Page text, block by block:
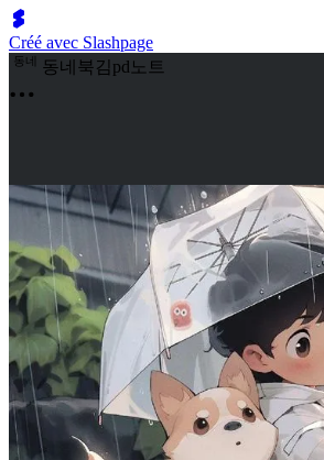
Créé avec Slashpage
동 네 동네북김pd노트